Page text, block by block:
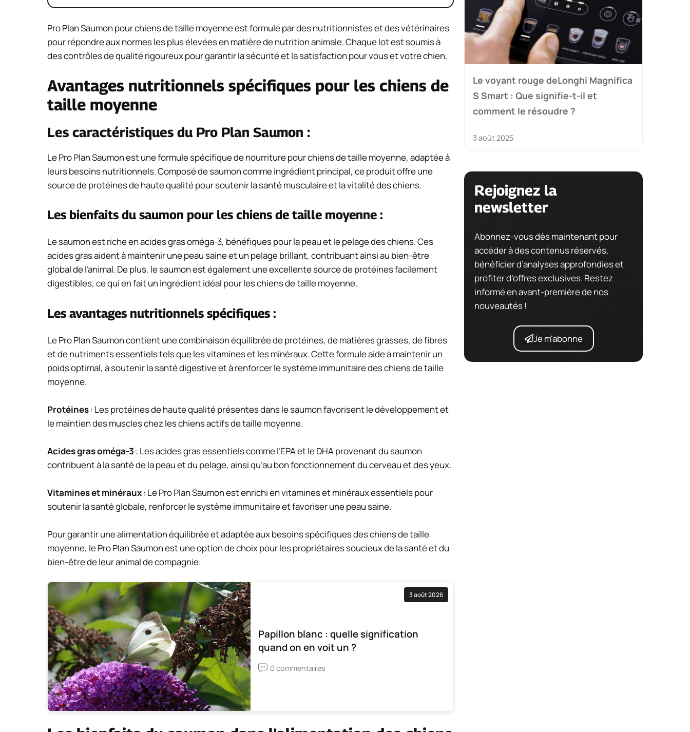
Pro Plan Saumon pour chiens de taille moyenne est formulé par des nutritionnistes et des vétérinaires
pour répondre aux normes les plus élevées en matière de nutrition animale. Chaque lot est soumis à
des contrôles de qualité rigoureux pour garantir la sécurité et la satisfaction pour vous et votre chien.
Avantages nutritionnels spécifiques pour les chiens de
taille moyenne
Les caractéristiques du Pro Plan Saumon :
Le Pro Plan Saumon est une formule spécifique de nourriture pour chiens de taille moyenne, adaptée à
leurs besoins nutritionnels. Composé de saumon comme ingrédient principal, ce produit offre une
source de protéines de haute qualité pour soutenir la santé musculaire et la vitalité des chiens.
Les bienfaits du saumon pour les chiens de taille moyenne :
Le saumon est riche en acides gras oméga-3, bénéfiques pour la peau et le pelage des chiens. Ces
acides gras aident à maintenir une peau saine et un pelage brillant, contribuant ainsi au bien-être
global de l’animal. De plus, le saumon est également une excellente source de protéines facilement
digestibles, ce qui en fait un ingrédient idéal pour les chiens de taille moyenne.
Les avantages nutritionnels spécifiques :
Le Pro Plan Saumon contient une combinaison équilibrée de protéines, de matières grasses, de fibres
et de nutriments essentiels tels que les vitamines et les minéraux. Cette formule aide à maintenir un
poids optimal, à soutenir la santé digestive et à renforcer le système immunitaire des chiens de taille
moyenne.
Protéines: Les protéines de haute qualité présentes dans le saumon favorisent le développement et
le maintien des muscles chez les chiens actifs de taille moyenne.
Acides gras oméga-3 : Les acides gras essentiels comme l’EPA et le DHA provenant du saumon
contribuent à la santé de la peau et du pelage, ainsi qu’au bon fonctionnement du cerveau et des yeux.
Vitamines et minéraux: Le Pro Plan Saumon est enrichi en vitamines et minéraux essentiels pour
soutenir la santé globale, renforcer le système immunitaire et favoriser une peau saine.
Pour garantir une alimentation équilibrée et adaptée aux besoins spécifiques des chiens de taille
moyenne, le Pro Plan Saumon est une option de choix pour les propriétaires soucieux de la santé et du
bien-être de leur animal de compagnie.
3 août 2026
Papillon blanc : quelle signification
quand on en voit un ?
0 commentaires
Le voyant rouge deLonghi Magnifica
S Smart : Que signifie-t-il et
comment le résoudre ?
3 août 2025
Rejoignez la
newsletter
Abonnez-vous dès maintenant pour
accéder à des contenus réservés,
bénéficier d’analyses approfondies et
profiter d’offres exclusives. Restez
informé en avant-première de nos
nouveautés !
Je m'abonne